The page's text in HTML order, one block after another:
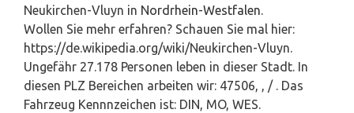
Neukirchen-Vluyn in Nordrhein-Westfalen.
Wollen Sie mehr erfahren? Schauen Sie mal hier:
https://de.wikipedia.org/wiki/Neukirchen-Vluyn.
Ungefähr 27.178 Personen leben in dieser Stadt. In
diesen PLZ Bereichen arbeiten wir: 47506, , / . Das
Fahrzeug Kennnzeichen ist: DIN, MO, WES.